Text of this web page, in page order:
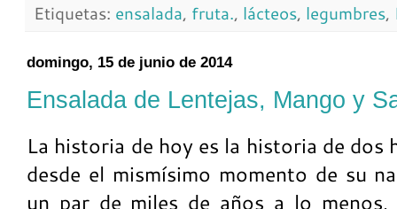
Etiquetas: ensalada, fruta., lácteos, legumbres,
domingo, 15 de junio de 2014
Ensalada de Lentejas, Mango y
La historia de hoy es la historia de dos
desde el mismísimo momento de su
un par de miles de años a lo menos,